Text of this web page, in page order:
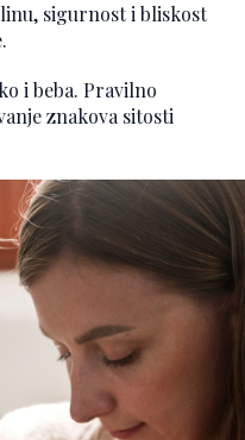
sigurnost i bliskost
i beba. Pravilno
znakova sitosti